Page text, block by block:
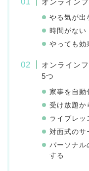
やる気が出
時間がない
やっても効
オンライン
5つ
家事を自動
受け放題か
ライブレッ
対面式のサ
パーソナル
する